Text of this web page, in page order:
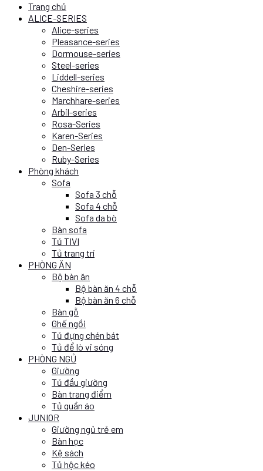
Trang chủ
ALICE-SERIES
Alice-series
Pleasance-series
Dormouse-series
Steel-series
Liddell-series
Cheshire-series
Marchhare-series
Arbil-series
Rosa-Series
Karen-Series
Den-Series
Ruby-Series
Phòng khách
Sofa
Sofa 3 chỗ
Sofa 4 chỗ
Sofa da bò
Bàn sofa
Tủ TIVI
Tủ trang trí
PHÒNG ĂN
Bộ bàn ăn
Bộ bàn ăn 4 chỗ
Bộ bàn ăn 6 chỗ
Bàn gỗ
Ghế ngồi
Tủ đựng chén bát
Tủ để lò vi sóng
PHÒNG NGỦ
Giường
Tủ đầu giường
Bàn trang điểm
Tủ quần áo
JUNIOR
Giường ngủ trẻ em
Bàn học
Kệ sách
Tủ hộc kéo